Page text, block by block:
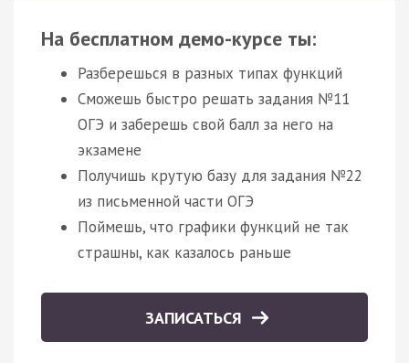
На бесплатном демо-курсе ты:
Разберешься в разных типах функций
Сможешь быстро решать задания №11
ОГЭ и заберешь свой балл за него на
экзамене
Получишь крутую базу для задания №22
из письменной части ОГЭ
Поймешь, что графики функций не так
страшны, как казалось раньше
ЗАПИСАТЬСЯ